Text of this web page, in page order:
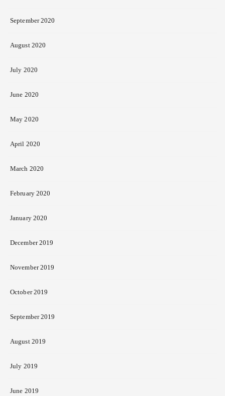
September 2020
August 2020
July 2020
June 2020
May 2020
April 2020
March 2020
February 2020
January 2020
December 2019
November 2019
October 2019
September 2019
August 2019
July 2019
June 2019